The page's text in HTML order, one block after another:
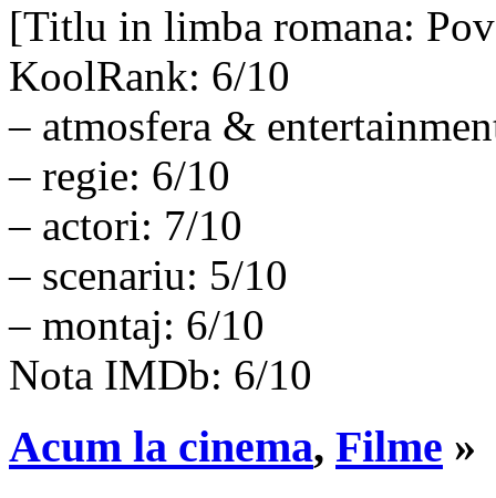
[Titlu in limba romana:
KoolRank: 6/10
– atmosfera &
– regie: 6/10
– actori: 7/10
– scenariu: 5/10
– montaj: 6/10
Nota IMDb: 6/10
Acum la cinema, Filme »